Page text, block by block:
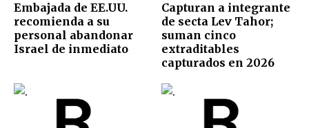
Embajada de EE.UU.
recomienda a su
personal abandonar
Israel de inmediato
Capturan a integrante
de secta Lev Tahor;
suman cinco
extraditables
capturados en 2026